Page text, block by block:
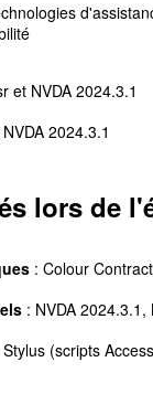
et NVDA 2024.3.1
2024.3.1
lors de
: Colour
: NVDA
Stylus (scripts